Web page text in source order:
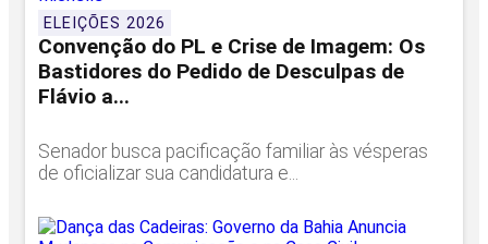
ELEIÇÕES 2026
Convenção do PL e Crise de Imagem: Os
Bastidores do Pedido de Desculpas de
Flávio a...
Senador busca pacificação familiar às vésperas
de oficializar sua candidatura e...